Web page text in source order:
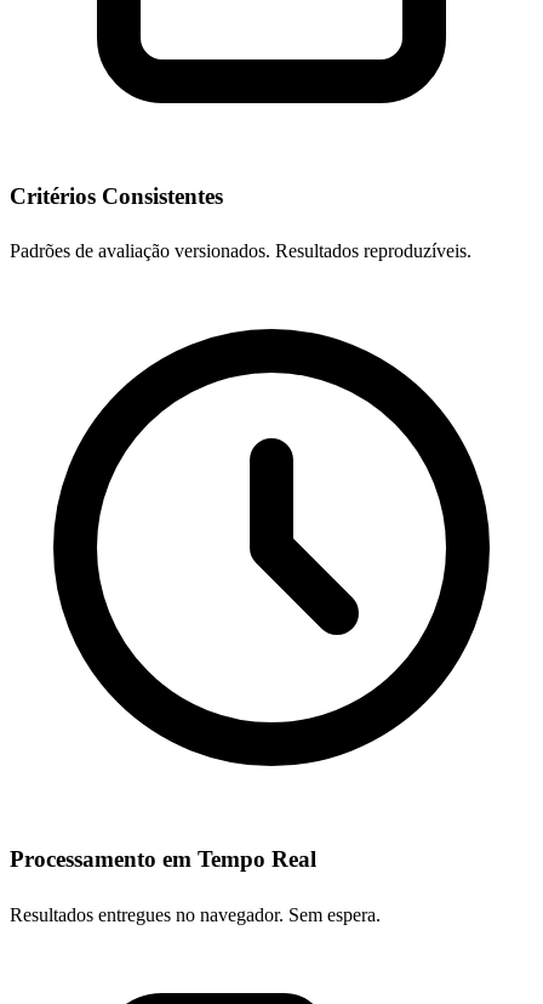
Critérios Consistentes
Padrões de avaliação versionados. Resultados reproduzíveis.
Processamento em Tempo Real
Resultados entregues no navegador. Sem espera.